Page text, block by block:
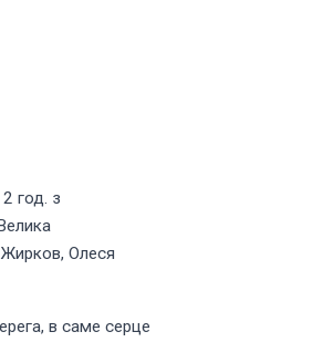
год. з
Жирков, Олеся
в саме серце